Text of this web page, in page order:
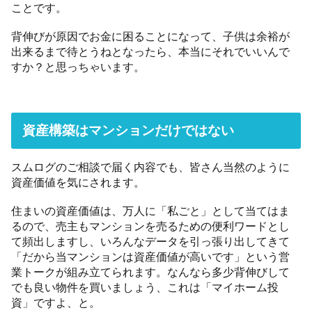
ことです。
背伸びが原因でお金に困ることになって、子供は余裕が
出来るまで待とうねとなったら、本当にそれでいいんで
すか？と思っちゃいます。
資産構築はマンションだけではない
スムログのご相談で届く内容でも、皆さん当然のように
資産価値を気にされます。
住まいの資産価値は、万人に「私ごと」として当てはま
るので、売主もマンションを売るための便利ワードとし
て頻出しますし、いろんなデータを引っ張り出してきて
「だから当マンションは資産価値が高いです」という営
業トークが組み立てられます。なんなら多少背伸びして
でも良い物件を買いましょう、これは「マイホーム投
資」ですよ、と。